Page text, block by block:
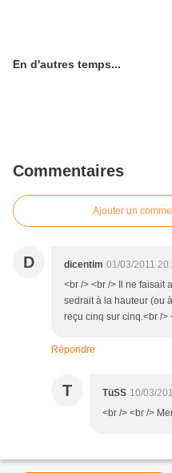
En d'autres temps...
Commentaires
Ajouter un
D dicentim 01/03/2011
<br /> <br /> Il ne faisait
sedrait à la hauteur (ou
reçu cinq sur cinq.<br />
Répondre
T TüSS 10/03/
<br /> <br />